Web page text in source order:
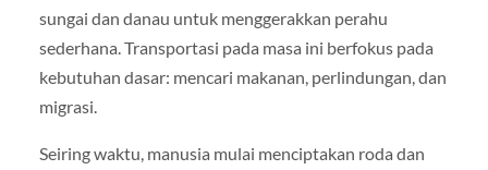
sungai dan danau untuk menggerakkan perahu
sederhana. Transportasi pada masa ini berfokus pada
kebutuhan dasar: mencari makanan, perlindungan, dan
migrasi.
Seiring waktu, manusia mulai menciptakan roda dan